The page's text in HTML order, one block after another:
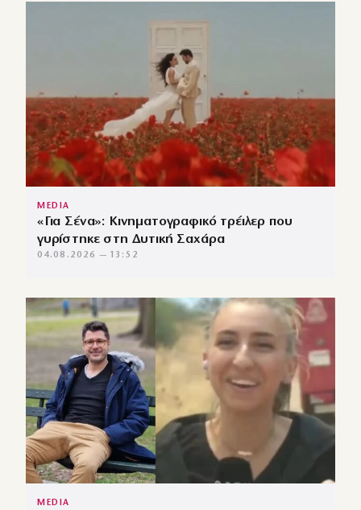
MEDIA
«Για Σένα»: Κινηματογραφικό τρέιλερ που
γυρίστηκε στη Δυτική Σαχάρα
04.08.2026 — 13:52
MEDIA